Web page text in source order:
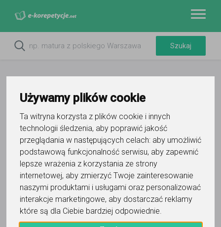
Używamy plików cookie
Ta witryna korzysta z plików cookie i innych
technologii śledzenia, aby poprawić jakość
przeglądania w następujących celach: aby umożliwić
podstawową funkcjonalność serwisu, aby zapewnić
lepsze wrażenia z korzystania ze strony
internetowej, aby zmierzyć Twoje zainteresowanie
naszymi produktami i usługami oraz personalizować
interakcje marketingowe, aby dostarczać reklamy
które są dla Ciebie bardziej odpowiednie.
Do ulubionych
Oznacz wystąpienie kontaktu